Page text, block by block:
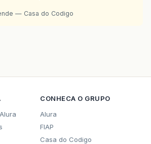
— Casa do Codigo
CONHECA O GRUPO
Alura
FIAP
Casa do Codigo